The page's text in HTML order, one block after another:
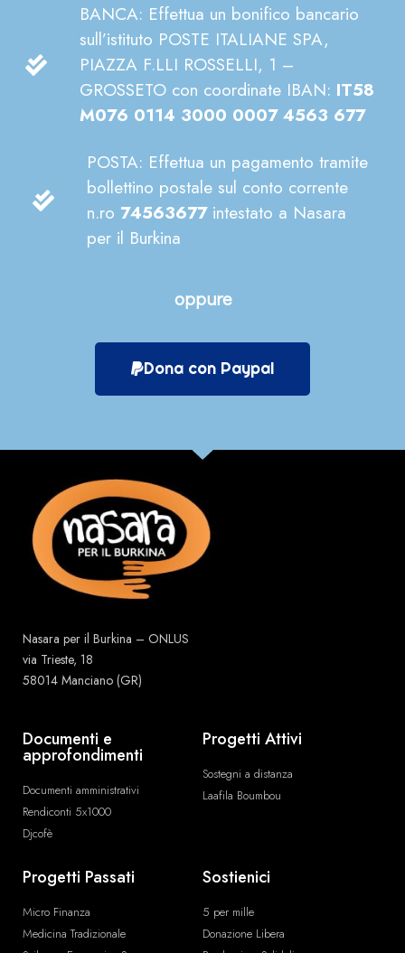
BANCA: Effettua un bonifico bancario
sull’istituto POSTE ITALIANE SPA,
PIAZZA F.LLI ROSSELLI, 1 –
GROSSETO con coordinate IBAN: IT58
M076 0114 3000 0007 4563 677
POSTA: Effettua un pagamento tramite
bollettino postale sul conto corrente
n.ro 74563677 intestato a Nasara
per il Burkina
oppure
Dona con Paypal
Nasara per il Burkina – ONLUS
via Trieste, 18
58014 Manciano (GR)
Documenti e
approfondimenti
Documenti amministrativi
Rendiconti 5x1000
Djcofè
Progetti Attivi
Sostegni a distanza
Laafila Boumbou
Progetti Passati
Micro Finanza
Medicina Tradizionale
Sostienici
5 per mille
Donazione Libera